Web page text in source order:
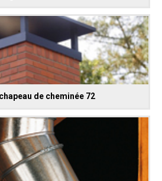
de cheminée 72